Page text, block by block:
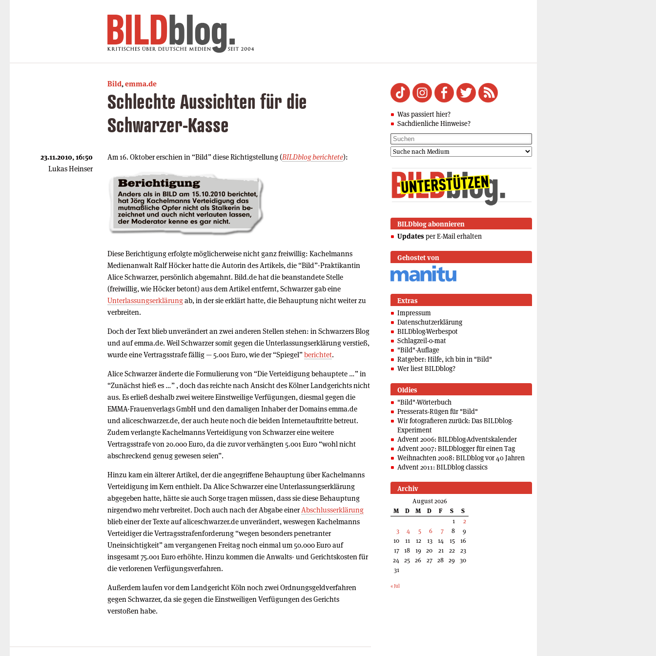
Bild,emma.de
Schlechte Aussichten für die
Schwarzer-Kasse
Am 16. Oktober erschien in “Bild” diese Richtigstellung (BILDblog berichtete):
Diese Berichtigung erfolgte möglicherweise nicht ganz freiwillig: Kachelmanns
Medienanwalt Ralf Höcker hatte die Autorin des Artikels, die “Bild”-Praktikantin
Alice Schwarzer, persönlich abgemahnt. Bild.de hat die beanstandete Stelle
(freiwillig, wie Höcker betont) aus dem Artikel entfernt, Schwarzer gab eine
Unterlassungserklärungab, in der sie erklärt hatte, die Behauptung nicht weiter zu
verbreiten.
Doch der Text blieb unverändert an zwei anderen Stellen stehen: in Schwarzers Blog
und auf emma.de. Weil Schwarzer somit gegen die Unterlassungserklärung verstieß,
wurde eine Vertragsstrafe fällig — 5.001 Euro, wie der “Spiegel”berichtet.
Alice Schwarzer änderte die Formulierung von “Die Verteidigung behauptete …” in
“Zunächst hieß es …” , doch das reichte nach Ansicht des Kölner Landgerichts nicht
aus. ​Es ​erließ ​deshalb ​zwei ​weitere ​Einstweilige ​Verfügungen, ​diesmal ​gegen ​die ​
EMMA-Frauenverlags ​GmbH ​und ​den damaligen ​Inhaber ​der ​Domains ​emma.de ​
und ​aliceschwarzer.de, der auch heute noch die beiden Internetauftritte betreut.
Zudem verlangte Kachelmanns Verteidigung von Schwarzer eine weitere
Vertragsstrafe von 20.000 Euro, da die zuvor verhängten 5.001 Euro “wohl nicht
abschreckend genug gewesen seien”.
Hinzu kam ein älterer Artikel, der die angegriffene Behauptung über Kachelmanns
Verteidigung im Kern enthielt. Da Alice Schwarzer eine Unterlassungserklärung
abgegeben hatte, hätte sie auch Sorge tragen müssen, dass sie diese Behauptung
nirgendwo mehr verbreitet. Doch auch nach der Abgabe einerAbschlusserklärung
blieb einer der Texte auf aliceschwarzer.de unverändert, weswegen Kachelmanns
Verteidiger die Vertragsstrafenforderung “wegen besonders penetranter
Uneinsichtigkeit” am vergangenen Freitag noch einmal um 50.000 Euro auf
insgesamt 75.001 Euro erhöhte. Hinzu kommen die Anwalts- und Gerichtskosten für
die verlorenen Verfügungsverfahren.
Außerdem laufen vor dem Landgericht Köln noch zwei Ordnungsgeldverfahren
gegen Schwarzer, da sie gegen die Einstweiligen Verfügungen des Gerichts
verstoßen habe.
23.11.2010, 16:50
Lukas Heinser
Was passiert hier?
Sachdienliche Hinweise?
BILDblog abonnieren
Updates per E-Mail erhalten
Gehostet von
Extras
Impressum
Datenschutzerklärung
BILDblog-Werbespot
Schlagzeil-o-mat
"Bild"-Auflage
Ratgeber: Hilfe, ich bin in "Bild"
Wer liest BILDblog?
Oldies
"Bild"-Wörterbuch
Presserats-Rügen für "Bild"
Wir fotografieren zurück: Das BILDblog-
Experiment
Advent 2006: BILDblog-Adventskalender
Advent 2007: BILDblogger für einen Tag
Weihnachten 2008: BILDblog vor 40 Jahren
Advent 2011: BILDblog classics
Archiv
August 2026
M
D M D F S
S
1
2
3
4 5 6 7 8
9
10
11 12 13 14 15
16
17 18 19 20 21 22
23
24 25 26 27 28 29 30
31
« Jul